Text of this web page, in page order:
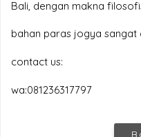
Bali, dengan makna
bahan paras jogya
contact us:
wa:081236317797